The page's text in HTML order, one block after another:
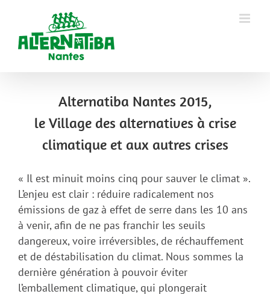
Alternatiba Nantes 2015,
le Village des alternatives à crise
climatique et aux autres crises
« Il est minuit moins cinq pour sauver le climat ».
L’enjeu est clair : réduire radicalement nos
émissions de gaz à effet de serre dans les 10 ans
à venir, afin de ne pas franchir les seuils
dangereux, voire irréversibles, de réchauffement
et de déstabilisation du climat. Nous sommes la
dernière génération à pouvoir éviter
l’emballement climatique, qui plongerait